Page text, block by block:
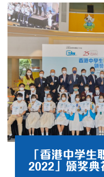
「香港中学
2022」颁奖典